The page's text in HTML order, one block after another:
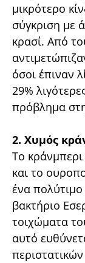
μικρότερο
σύγκριση με
κρασί. Από
όσοι έπιναν
29%
πρόβλημα
2. Χυμός
Το
και το
ένα
βακτήριο
τοιχώματα
αυτό